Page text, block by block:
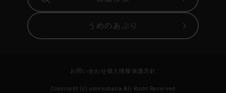
うめのあぷり
お問い合わせ 個人情報保護方針
Copyright (c) umenohana All Right Reserved